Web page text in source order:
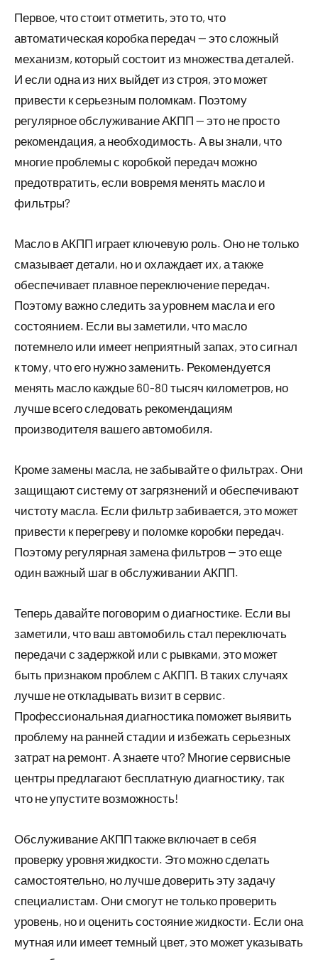
Первое, что стоит отметить, это то, что
автоматическая коробка передач — это сложный
механизм, который состоит из множества деталей.
И если одна из них выйдет из строя, это может
привести к серьезным поломкам. Поэтому
регулярное обслуживание АКПП — это не просто
рекомендация, а необходимость. А вы знали, что
многие проблемы с коробкой передач можно
предотвратить, если вовремя менять масло и
фильтры?
Масло в АКПП играет ключевую роль. Оно не только
смазывает детали, но и охлаждает их, а также
обеспечивает плавное переключение передач.
Поэтому важно следить за уровнем масла и его
состоянием. Если вы заметили, что масло
потемнело или имеет неприятный запах, это сигнал
к тому, что его нужно заменить. Рекомендуется
менять масло каждые 60-80 тысяч километров, но
лучше всего следовать рекомендациям
производителя вашего автомобиля.
Кроме замены масла, не забывайте о фильтрах. Они
защищают систему от загрязнений и обеспечивают
чистоту масла. Если фильтр забивается, это может
привести к перегреву и поломке коробки передач.
Поэтому регулярная замена фильтров — это еще
один важный шаг в обслуживании АКПП.
Теперь давайте поговорим о диагностике. Если вы
заметили, что ваш автомобиль стал переключать
передачи с задержкой или с рывками, это может
быть признаком проблем с АКПП. В таких случаях
лучше не откладывать визит в сервис.
Профессиональная диагностика поможет выявить
проблему на ранней стадии и избежать серьезных
затрат на ремонт. А знаете что? Многие сервисные
центры предлагают бесплатную диагностику, так
что не упустите возможность!
Обслуживание АКПП также включает в себя
проверку уровня жидкости. Это можно сделать
самостоятельно, но лучше доверить эту задачу
специалистам. Они смогут не только проверить
уровень, но и оценить состояние жидкости. Если она
мутная или имеет темный цвет, это может указывать